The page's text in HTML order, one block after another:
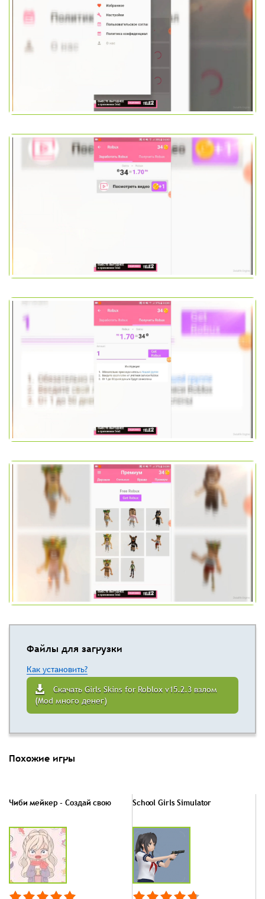
Файлы для загрузки
Как установить?
Скачать Girls Skins for Roblox v15.2.3 взлом
(Mod много денег)
Похожие игры
Чиби мейкер - Создай свою School Girls Simulator